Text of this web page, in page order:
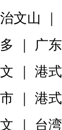
文山
｜ 广
｜ 港
｜ 港
｜ 台